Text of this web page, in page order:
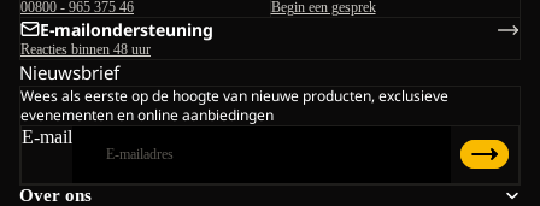
Over ons
00800 - 965 375 46 Begin een gesprek
E-mailondersteuning
Reacties binnen 48 uur
Nieuwsbrief
Wees als eerste op de hoogte van nieuwe producten, exclusieve
evenementen en online aanbiedingen
E-mail